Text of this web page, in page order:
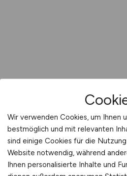
Wir verwenden Cookies, um Ihnen
bestmöglich und mit relevanten
sind einige Cookies für die
Website notwendig, während
Ihnen personalisierte Inhalte und